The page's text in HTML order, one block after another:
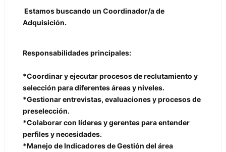
Estamos buscando un Coordinador/a de
Adquisición.
Responsabilidades principales:
*Coordinar y ejecutar procesos de reclutamiento y
selección para diferentes áreas y niveles.
*Gestionar entrevistas, evaluaciones y procesos de
preselección.
*Colaborar con líderes y gerentes para entender
perfiles y necesidades.
*Manejo de Indicadores de Gestión del área